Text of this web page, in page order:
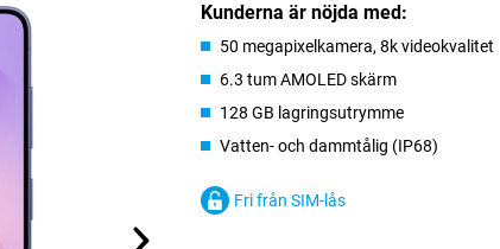
Kunderna är nöjda med:
50 megapixelkamera, 8k videokvalitet
6.3 tum AMOLED skärm
128 GB lagringsutrymme
Vatten- och dammtålig (IP68)
Fri från SIM-lås